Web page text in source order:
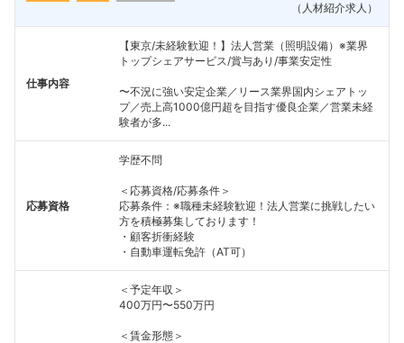
（人材紹介求人）
仕事内容
【東京/未経験歓迎！】法人営業（照明設備）※業界
トップシェアサービス/賞与あり/事業安定性
〜不況に強い安定企業／リース業界国内シェアトッ
プ／売上高1000億円超を目指す優良企業／営業未経
験者が多...
応募資格
学歴不問
＜応募資格/応募条件＞
応募条件：※職種未経験歓迎！法人営業に挑戦したい
方を積極募集しております！
・顧客折衝経験
・自動車運転免許（AT可）
＜予定年収＞
400万円〜550万円
＜賃金形態＞